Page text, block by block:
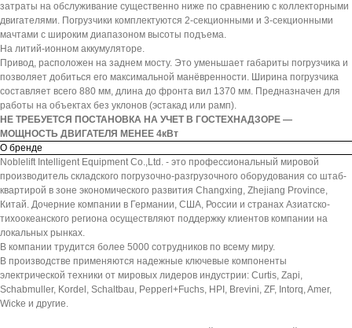
затраты на обслуживание существенно ниже по сравнению с коллекторными
двигателями. Погрузчики комплектуются 2-секционными и 3-секционными
мачтами с широким диапазоном высоты подъема.
На литий-ионном аккумуляторе.
Привод, расположен на заднем мосту. Это уменьшает габариты погрузчика и
позволяет добиться его максимальной манёвренности. Ширина погрузчика
составляет всего 880 мм, длина до фронта вил 1370 мм. Предназначен для
работы на объектах без уклонов (эстакад или рамп).
НЕ ТРЕБУЕТСЯ ПОСТАНОВКА НА УЧЕТ В ГОСТЕХНАДЗОРЕ —
МОЩНОСТЬ ДВИГАТЕЛЯ МЕНЕЕ 4кВт
О бренде
Noblelift Intelligent Equipment Co.,Ltd. - это профессиональный мировой
производитель складского погрузочно-разгрузочного оборудования со штаб-
квартирой в зоне экономического развития Changxing, Zhejiang Province,
Китай. Дочерние компании в Германии, США, России и странах Азиатско-
тихоокеанского региона осуществляют поддержку клиентов компании на
локальных рынках.
В компании трудится более 5000 сотрудников по всему миру.
В производстве применяются надежные ключевые компоненты
электрической техники от мировых лидеров индустрии: Curtis, Zapi,
Schabmuller, Kordel, Schaltbau, Pepperl+Fuchs, HPI, Brevini, ZF, Intorq, Amer,
Wicke и другие.